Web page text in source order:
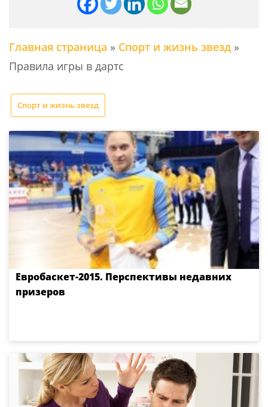
Главная страница » Спорт и жизнь звезд »
Правила игры в дартс
Спорт и жизнь звезд
Евробаскет-2015. Перспективы недавних
призеров